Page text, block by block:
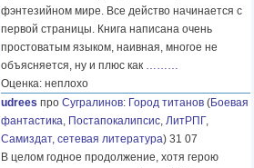
фэнтезийном мире. Все действо начинается с
первой страницы. Книга написана очень
простоватым языком, наивная, многое не
объясняется, ну и плюс как ………
Оценка: неплохо
udrees про Сугралинов: Город титанов (Боевая
фантастика, Постапокалипсис, ЛитРПГ,
Самиздат, сетевая литература) 31 07
В целом годное продолжение, хотя герою